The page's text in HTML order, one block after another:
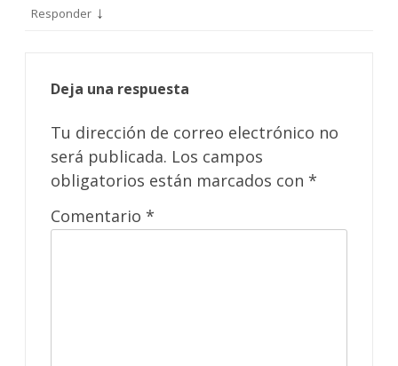
Responder ↓
Deja una respuesta
Tu dirección de correo electrónico no
será publicada. Los campos
obligatorios están marcados con *
Comentario *